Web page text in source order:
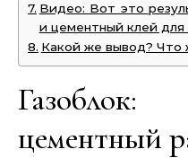
Видео: Вот это
и цементный клей для
Какой же вывод? Что
цементный